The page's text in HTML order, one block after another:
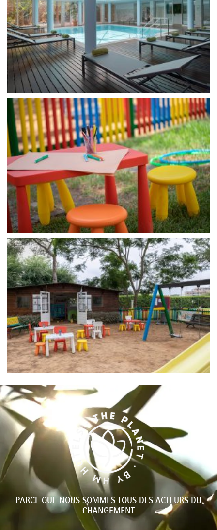
PARCE QUE NOUS SOMMES TOUS DES ACTEURS DU
CHANGEMENT